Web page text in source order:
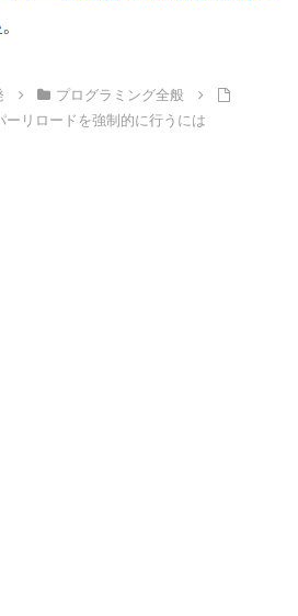
。
プログラミング全般
ーリロードを強制的に行うには